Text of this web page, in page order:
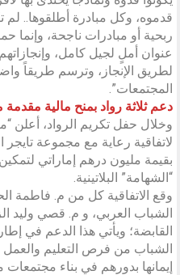
قدموه، وكل مبادرة أطلقوها..
ربحية أو مبادرات ناجحة، وإنما
عنوان أملٍ لجيل كامل،
لطريق الإنجاز، وترسم طريقاً
المجتمعات”.
دعم ثلاثة رواد بمنح مالية
وخلال حفل تكريم الرواد، أعلن
لاتفاقية رعاية مع مجموعة تايجر
بقيمة مليون درهم إماراتي
“الشهامة” البلاتينية.
وقع الاتفاقية كل من م. فاطمة
الشباب العربي، و م. قصي وليد
القابضة؛ ويأتي هذا الدعم في
الشباب من فرص التعليم والعمل
إيمانها بدورهم في بناء مجتمعات